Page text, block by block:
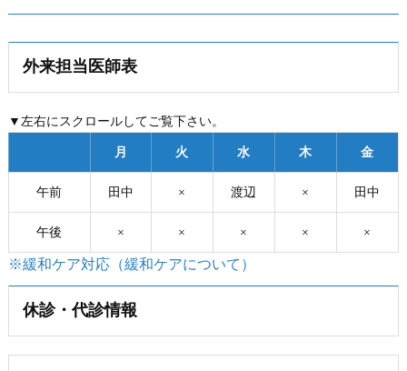
外来担当医師表
▼左右にスクロールしてご覧下さい。
月 火 水 木 金
午前 田中 × 渡辺 × 田中
午後 × × × × ×
※緩和ケア対応（緩和ケアについて）
休診・代診情報